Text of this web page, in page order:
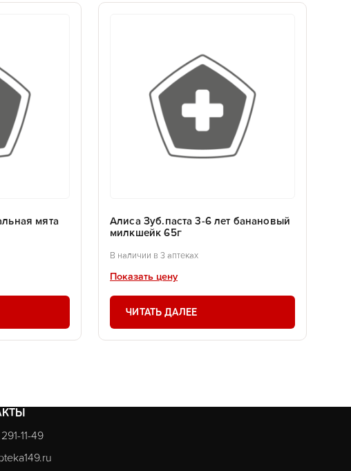
мята
Алиса Зуб.паста 3-6 лет банановый
милкшейк 65г
В наличии в 3 аптеках
Показать цену
ЧИТАТЬ ДАЛЕЕ
11-49